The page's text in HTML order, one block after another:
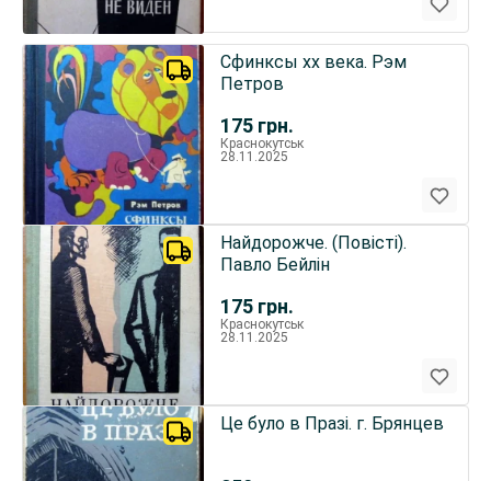
175 грн.
Сфинксы хх века. Рэм
Петров
Краснокутськ
28.11.2025
175 грн.
Найдорожче. (Повісті).
Павло Бейлін
Краснокутськ
28.11.2025
Це було в Празі. г. Брянцев